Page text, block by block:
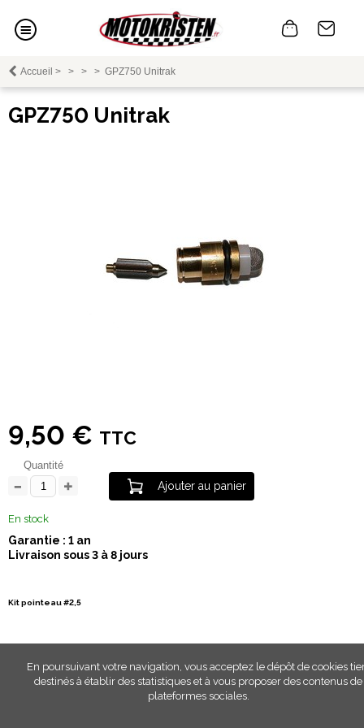
Accueil > > > > GPZ750 Unitrak
GPZ750 Unitrak
9,50 € TTC
Quantité
Ajouter au panier
En stock
Garantie : 1 an
Livraison sous 3 à 8 jours
Kit pointeau #2,5
En poursuivant votre navigation, vous acceptez le dépôt de cookies
destinés à établir des statistiques et à vous proposer des contenus de
plateformes sociales.